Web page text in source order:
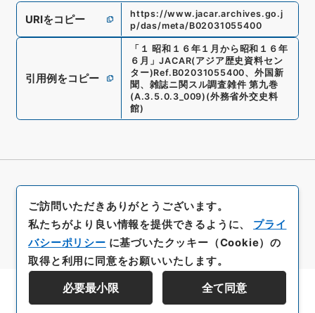
URIをコピー
https://www.jacar.archives.go.j
p/das/meta/B02031055400
引用例をコピー
「 １ 昭和１６年１月から昭和１６年
６月 」JACAR(アジア歴史資料セン
ター)Ref. B02031055400、外国新
聞、雑誌ニ関スル調査雑件 第九巻
(A.3.5.0.3_009) (外務省外交史料
館)
資料群階層を表示する
ご訪問いただきありがとうございます。
私たちがより良い情報を提供できるように、 プライ
バシーポリシー に基づいたクッキー（Cookie）の
取得と利用に同意をお願いいたします。
必要最小限 全て同意